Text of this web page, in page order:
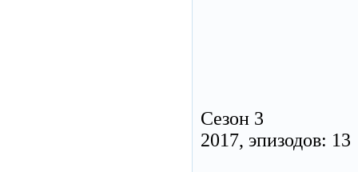
Сезон 3
2017, эпизодов: 13